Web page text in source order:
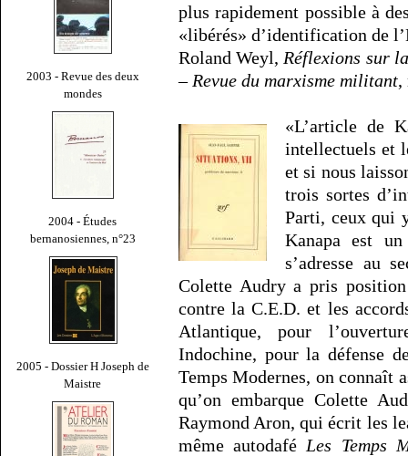
2003 - Revue des deux
mondes
2004 - Études
bernanosiennes, n°23
2005 - Dossier H Joseph de
Maistre
plus rapidement possible à
«libérés» d’identification de
Roland Weyl, Réflexions sur
– Revue du marxisme militant,
«L’article de
intellectuels et
et si nous
trois sortes
Parti, ceux qui
Kanapa est
s’adresse au
Colette Audry a pris position
contre la C.E.D. et les
Atlantique, pour
Indochine, pour la défense
Temps Modernes, on connaît
qu’on embarque Colette
Raymond Aron, qui écrit les
même autodafé Les Temps